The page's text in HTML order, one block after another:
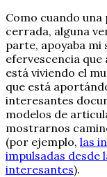
Como cuando
cerrada, alguna
parte, apoyaba
efervescencia
está viviendo el
que está
interesantes
modelos de
mostrarnos
(por ejemplo, las
impulsadas desde
interesantes).